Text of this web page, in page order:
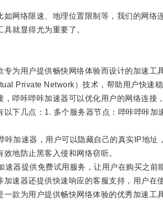
络限速、地理位置限制等，我们的网络连
就显得尤为重要了。
为用户提供畅快网络体验而设计的加速工具
Private Network）技术，帮助用户快速稳
咔哔咔加速器可以优化用户的网络连接
几点：1. 多个服务器节点：哔咔哔咔加
加速器，用户可以隐藏自己的真实IP地址
地防止黑客入侵和网络窃听。
器提供免费试用服务，让用户在购买之前
器还提供快速响应的客服支持，用户在
款为用户提供畅快网络体验的优秀加速工具